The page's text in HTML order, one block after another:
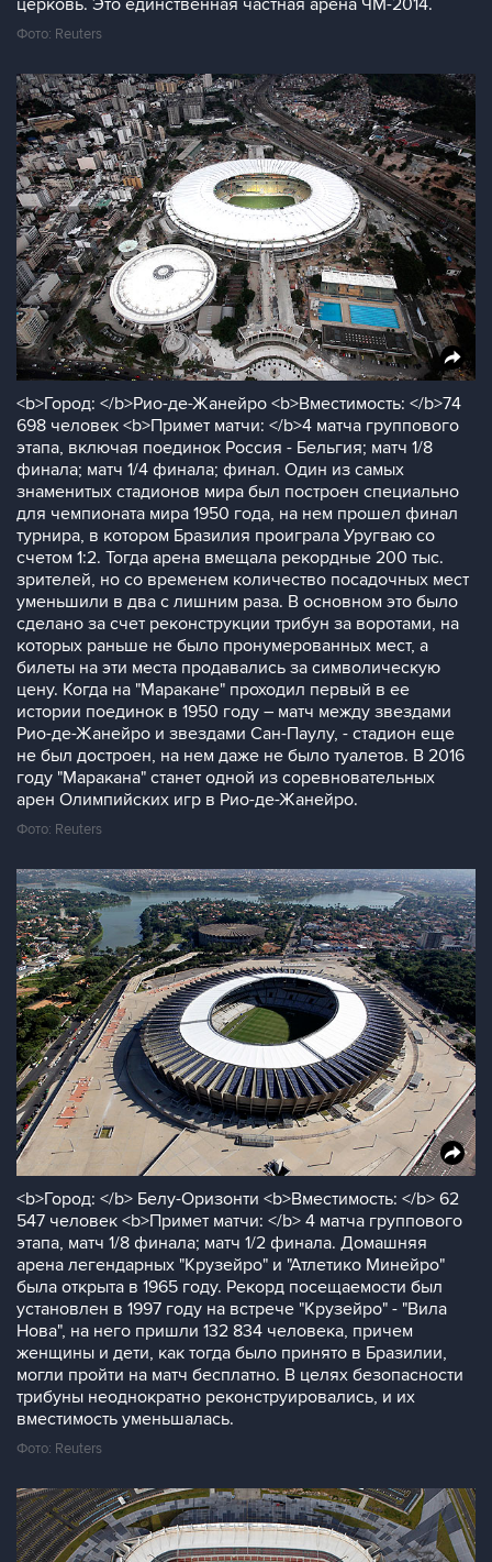
церковь. Это единственная частная арена ЧМ-2014.
Фото: Reuters
<b>Город: </b>Рио-де-Жанейро <b>Вместимость: </b>74
698 человек <b>Примет матчи: </b>4 матча группового
этапа, включая поединок Россия - Бельгия; матч 1/8
финала; матч 1/4 финала; финал. Один из самых
знаменитых стадионов мира был построен специально
для чемпионата мира 1950 года, на нем прошел финал
турнира, в котором Бразилия проиграла Уругваю со
счетом 1:2. Тогда арена вмещала рекордные 200 тыс.
зрителей, но со временем количество посадочных мест
уменьшили в два с лишним раза. В основном это было
сделано за счет реконструкции трибун за воротами, на
которых раньше не было пронумерованных мест, а
билеты на эти места продавались за символическую
цену. Когда на "Маракане" проходил первый в ее
истории поединок в 1950 году – матч между звездами
Рио-де-Жанейро и звездами Сан-Паулу, - стадион еще
не был достроен, на нем даже не было туалетов. В 2016
году "Маракана" станет одной из соревновательных
арен Олимпийских игр в Рио-де-Жанейро.
Фото: Reuters
<b>Город: </b> Белу-Оризонти <b>Вместимость: </b> 62
547 человек <b>Примет матчи: </b> 4 матча группового
этапа, матч 1/8 финала; матч 1/2 финала. Домашняя
арена легендарных "Крузейро" и "Атлетико Минейро"
была открыта в 1965 году. Рекорд посещаемости был
установлен в 1997 году на встрече "Крузейро" - "Вила
Нова", на него пришли 132 834 человека, причем
женщины и дети, как тогда было принято в Бразилии,
могли пройти на матч бесплатно. В целях безопасности
трибуны неоднократно реконструировались, и их
вместимость уменьшалась.
Фото: Reuters